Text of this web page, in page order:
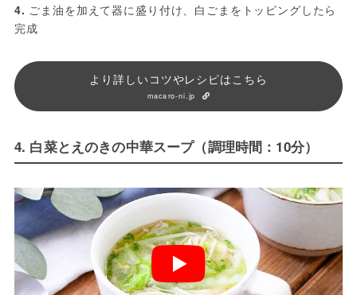
4. ごま油を加えて器に盛り付け、白ごまをトッピングしたら
完成
より詳しいコツやレシピはこちら
macaro-ni.jp
4. 白菜とえのきの中華スープ（調理時間：10分）